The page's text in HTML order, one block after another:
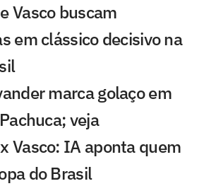
Vasco buscam
em clássico decisivo na
marca golaço em
veja
Vasco: IA aponta quem
do Brasil